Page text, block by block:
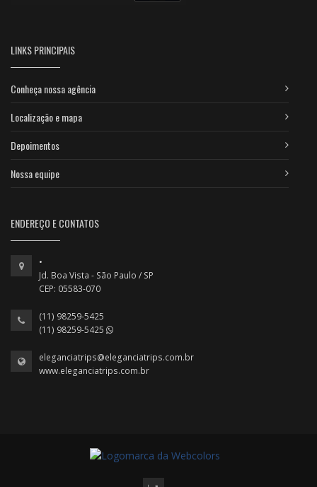
LINKS PRINCIPAIS
Conheça nossa agência
Localização e mapa
Depoimentos
Nossa equipe
ENDEREÇO E CONTATOS
•
Jd. Boa Vista - São Paulo / SP
CEP: 05583-070
(11) 98259-5425
(11) 98259-5425
eleganciatrips@eleganciatrips.com.br
www.eleganciatrips.com.br